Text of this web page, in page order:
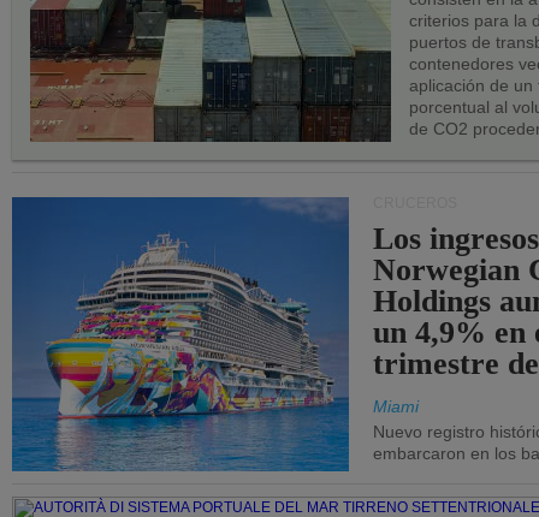
criterios para la
puertos de
contenedores
aplicación de
porcentual al
de CO2
Los
Norwegian
Holdings
un 4,9% en
trimestre
Miami
Nuevo registro
embarcaron en los